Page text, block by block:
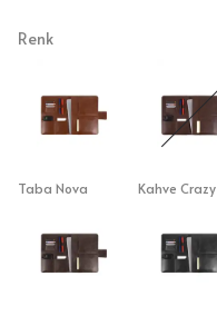
Renk
Taba Nova Kahve Crazy